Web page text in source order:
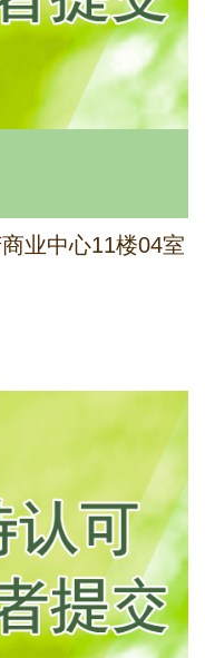
业中心11楼04室